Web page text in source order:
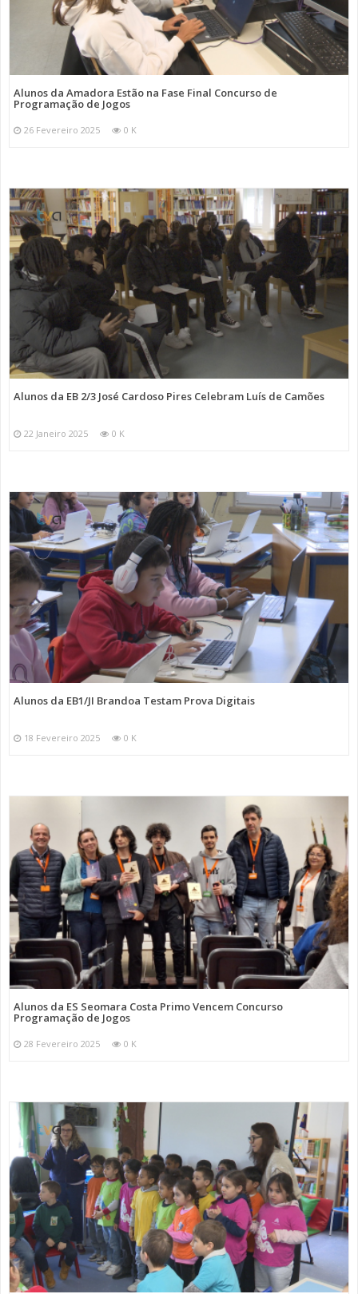
Alunos da Amadora Estão na Fase Final Concurso de
Programação de Jogos
26 Fevereiro 2025 0 K
Alunos da EB 2/3 José Cardoso Pires Celebram Luís de Camões
22 Janeiro 2025 0 K
Alunos da EB1/JI Brandoa Testam Prova Digitais
18 Fevereiro 2025 0 K
Alunos da ES Seomara Costa Primo Vencem Concurso
Programação de Jogos
28 Fevereiro 2025 0 K